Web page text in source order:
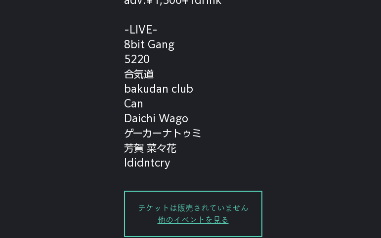
-LIVE-
8bit Gang
5220
合気道
bakudan club
Can
Daichi Wago
ゲーカーナトゥミ
芳賀 菜々花
Ididntcry
チケットは販売されていません
他のイベントを見る